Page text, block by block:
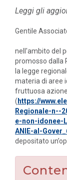
Leggi gli
Gentile
nell'ambito del
promosso dalla
la legge
materia di aree
fruttuosa
( https://
Regionale-n--
e-non-idonee-
ANIE-al-
depositato